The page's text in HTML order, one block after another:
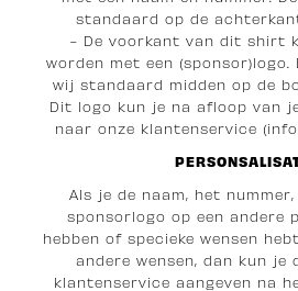
standaard op de
- De voorkant van dit shirt
worden met een (sponsor)logo.
wij standaard midden op de
Dit logo kun je na afloop van
naar onze klantenservice
Als je de naam, het
sponsorlogo op een andere
hebben of specieke wensen
andere wensen, dan kun je
klantenservice aangeven na